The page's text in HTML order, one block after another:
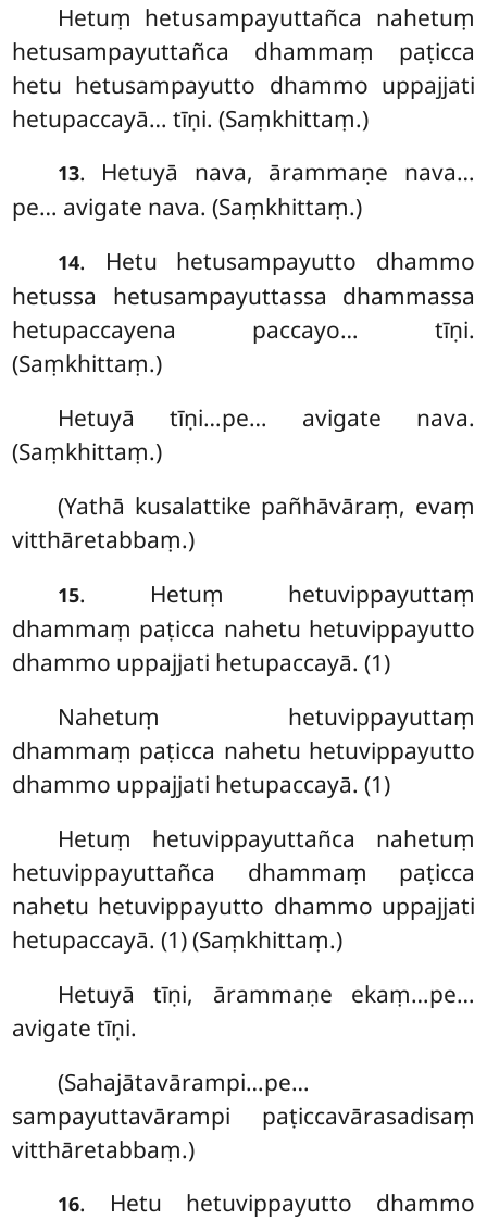
Hetuṃ hetusampayuttañca nahetuṃ
hetusampayuttañca dhammaṃ paṭicca
hetu hetusampayutto dhammo uppajjati
hetupaccayā… tīṇi. (Saṃkhittaṃ.)
13. Hetuyā nava, ārammaṇe nava…
pe… avigate nava. (Saṃkhittaṃ.)
14. Hetu hetusampayutto dhammo
hetussa hetusampayuttassa dhammassa
hetupaccayena paccayo… tīṇi.
(Saṃkhittaṃ.)
Hetuyā tīṇi…pe… avigate nava.
(Saṃkhittaṃ.)
(Yathā kusalattike pañhāvāraṃ, evaṃ
vitthāretabbaṃ.)
15. Hetuṃ hetuvippayuttaṃ
dhammaṃ paṭicca nahetu hetuvippayutto
dhammo uppajjati hetupaccayā. (1)
Nahetuṃ hetuvippayuttaṃ
dhammaṃ paṭicca nahetu hetuvippayutto
dhammo uppajjati hetupaccayā. (1)
Hetuṃ hetuvippayuttañca nahetuṃ
hetuvippayuttañca dhammaṃ paṭicca
nahetu hetuvippayutto dhammo uppajjati
hetupaccayā. (1) (Saṃkhittaṃ.)
Hetuyā tīṇi, ārammaṇe ekaṃ…pe…
avigate tīṇi.
(Sahajātavārampi…pe…
sampayuttavārampi paṭiccavārasadisaṃ
vitthāretabbaṃ.)
16. Hetu hetuvippayutto dhammo